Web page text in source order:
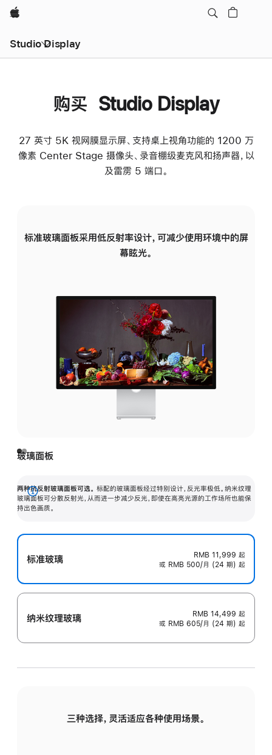
Apple
Studio Display
购买 Studio Display
27 英寸 5K 视网膜显示屏、支持桌上视角功能的 1200 万
像素 Center Stage 摄像头、录音棚级麦克风和扬声器，以
及雷雳 5 端口。
标准玻璃面板采用低反射率设计，可减少使用环境中的屏
幕眩光。
玻璃面板
两种抗反射玻璃面板可选。 标配的玻璃面板经过特别设计，反光率极低。纳米纹理
玻璃面板可分散反射光，从而进一步减少反光，即使在高亮光源的工作场所也能保
持出色画质。
展
开
标准玻璃 RMB 11,999 起
或 RMB 500/月 (24 期) 起
纳米纹理玻璃 RMB 14,499 起
或 RMB 605/月 (24 期) 起
三种选择，灵活适应各种使用场景。